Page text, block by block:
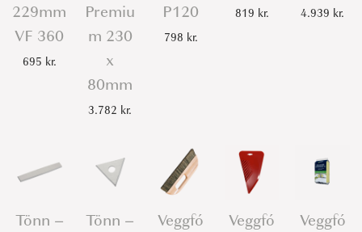
229mm
VF 360
695 kr.
Premiu
m 230
x
80mm
3.782 kr.
P120
798 kr.
819 kr. 4.939 kr.
Tönn –
Tönn –
Veggfó
Veggfó
Veggfó